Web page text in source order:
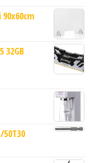
32GB
50T30